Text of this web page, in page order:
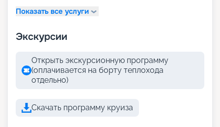
Показать все услуги
Экскурсии
Открыть экскурсионную программу
(оплачивается на борту теплохода
отдельно)
Скачать программу круиза